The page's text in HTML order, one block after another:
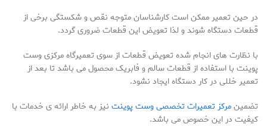
در حین تعمیر ممکن است کارشناسان متوجه نقص و شکستگی برخی از
قطعات دستگاه شوند و لذا تعویض این قطعات ضروری گردد.
با نظارت های انجام شده تعویض قطعات از سوی تعمیرگاه مرکزی وست
پوینت با استفاده از قطعات سالم و فابریک محصول می باشد تا بعد از
تعمیر خللی در کار دستگاه ایجاد نشود.
تضمینمرکز تعمیرات تخصصی وست پوینت نیز به خاطر ارائه ی خدمات با
کیفیت در این خصوص می باشد.